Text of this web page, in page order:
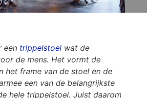
een trippelstoel wat de
de mens. Het vormt de
het frame van de stoel en de
een van de belangrijkste
hele trippelstoel. Juist daarom